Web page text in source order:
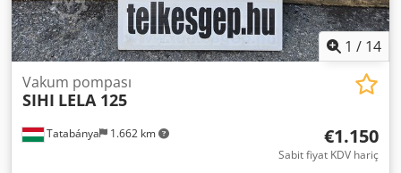
1 / 14
Tatabánya 1.662 km
Vakum pompası
SIHI LELA 125
€1.150
Sabit fiyat KDV hariç